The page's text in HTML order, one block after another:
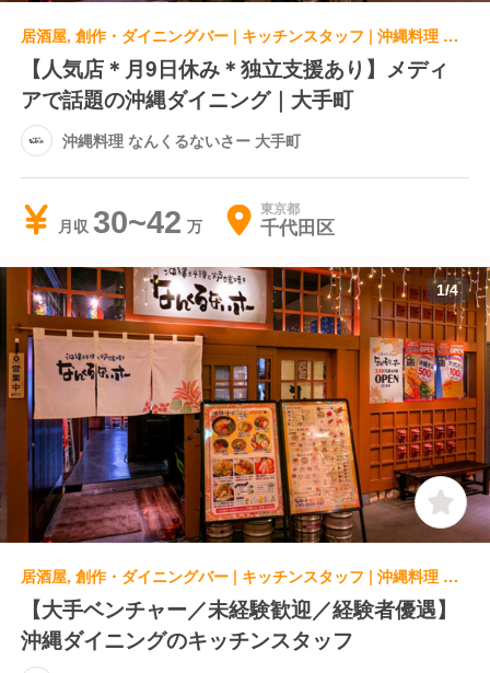
居酒屋, 創作・ダイニングバー | キッチンスタッフ | 沖縄料理 なんくるないさー 大手町
【人気店＊月9日休み＊独立支援あり】メディ
アで話題の沖縄ダイニング｜大手町
沖縄料理 なんくるないさー 大手町
月収 30~42 東京都
千代田区
1/4
居酒屋, 創作・ダイニングバー | キッチンスタッフ | 沖縄料理 なんくるないさー ヨドバシAkiba店
【大手ベンチャー／未経験歓迎／経験者優遇】
沖縄ダイニングのキッチンスタッフ